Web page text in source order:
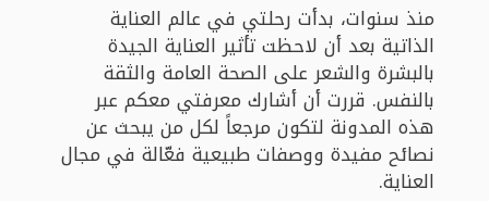
منذ سنوات، بدأت رحلتي في عالم العناية
الذاتية بعد أن لاحظت تأثير العناية الجيدة
بالبشرة والشعر على الصحة العامة والثقة
بالنفس. قررت أن أشارك معرفتي معكم عبر
هذه المدونة لتكون مرجعاً لكل من يبحث عن
نصائح مفيدة ووصفات طبيعية فعّالة في مجال
العناية.